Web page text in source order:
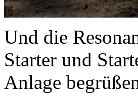
Und die
Starter und
Anlage